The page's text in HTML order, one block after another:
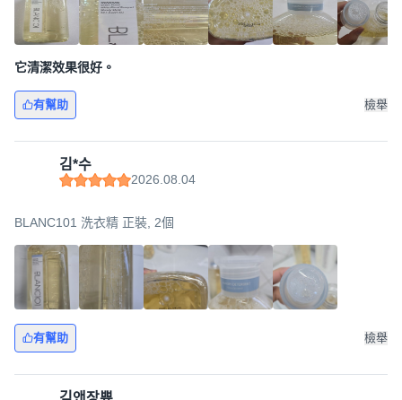
它清潔效果很好。
有幫助 檢舉
김*수
2026.08.04
BLANC101 洗衣精 正裝, 2個
有幫助 檢舉